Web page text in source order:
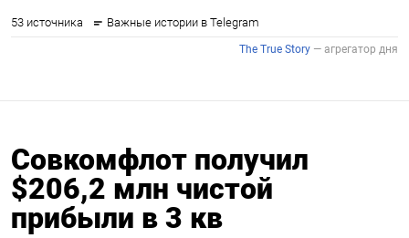
Совкомфлот получил
$206,2 млн чистой
прибыли в 3 кв